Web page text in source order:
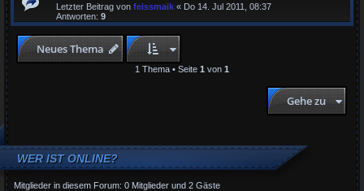
Letzter Beitrag von feissmaik « Do 14. Jul 2011, 08:37
Antworten: 9
Neues Thema
1 Thema • Seite 1 von 1
Gehe zu
WER IST ONLINE?
Mitglieder in diesem Forum: 0 Mitglieder und 2 Gäste